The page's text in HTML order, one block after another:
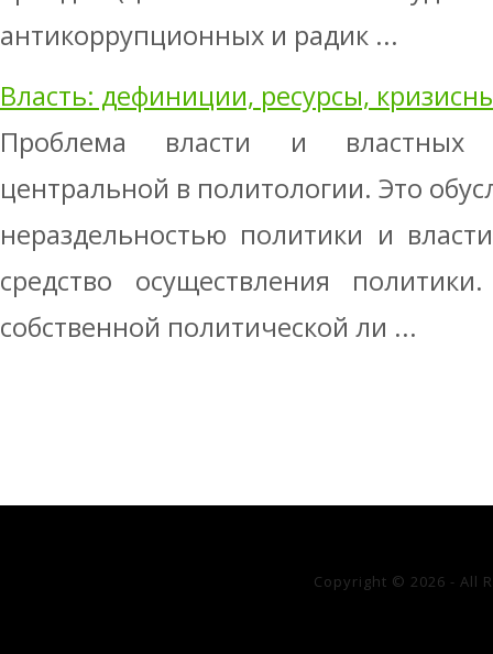
антикоррупционных и радик ...
Власть: дефиниции, ресурсы,
Проблема власти и властных
центральной в политологии. Это
нераздельностью политики и
средство осуществления
собственной политической ли ...
Copyright © 2026 - All